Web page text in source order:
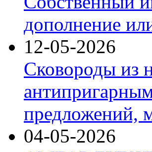
дополнение
12-05-2026
Сковороды из
предложений,
04-05-2026